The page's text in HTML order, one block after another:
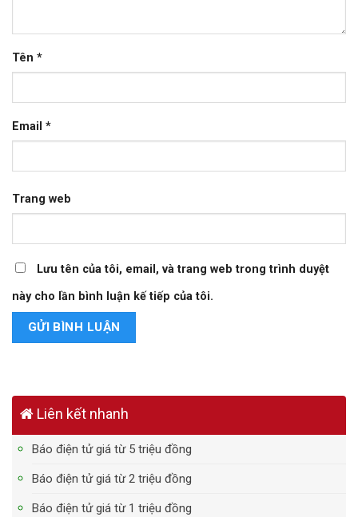
Tên *
Email *
Trang web
Lưu tên của tôi, email, và trang web trong trình duyệt
này cho lần bình luận kế tiếp của tôi.
Liên kết nhanh
Báo điện tử giá từ 5 triệu đồng
Báo điện tử giá từ 2 triệu đồng
Báo điện tử giá từ 1 triệu đồng